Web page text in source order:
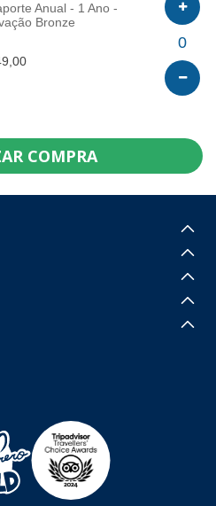
Anual - 1 Ano -
Bronze
0
COMPRA